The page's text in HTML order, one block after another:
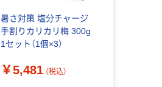
暑さ対策 塩分チャージ
手割りカリカリ梅 300g
1セット（1個×3）
￥5,481 （税込）